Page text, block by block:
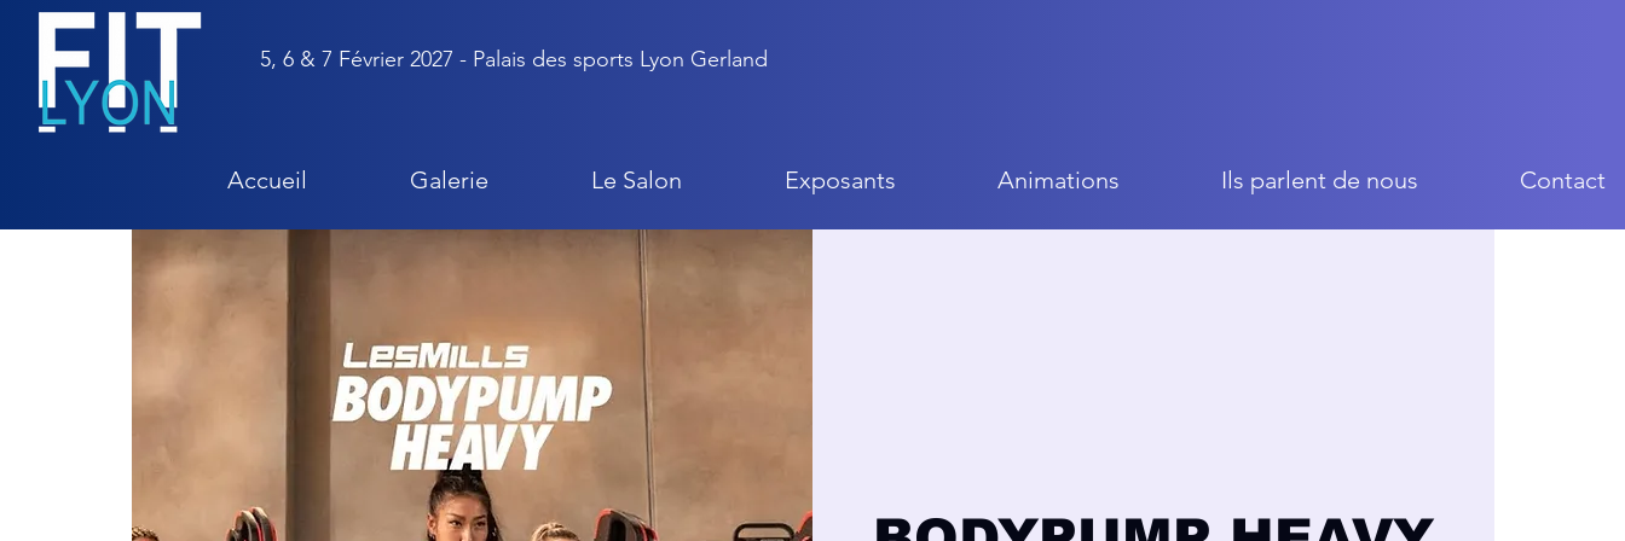
5, 6 & 7 Février 2027 - Palais des sports Lyon Gerland
Accueil Galerie Le Salon Exposants Animations Ils parlent de nous Contact